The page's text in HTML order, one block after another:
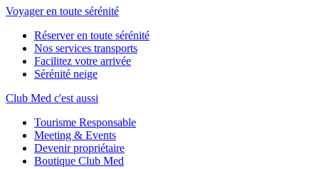
Voyager en toute sérénité
Réserver en toute sérénité
Nos services transports
Facilitez votre arrivée
Sérénité neige
Club Med c'est aussi
Tourisme Responsable
Meeting & Events
Devenir propriétaire
Boutique Club Med